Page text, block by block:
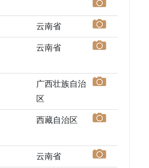
云南省
云南省
广西壮族自治
区
西藏自治区
云南省